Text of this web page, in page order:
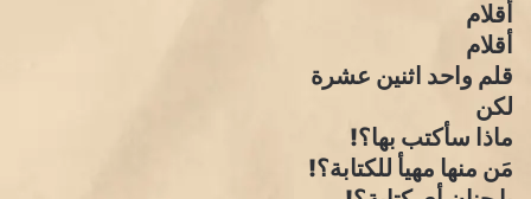
أقلام
أقلام
قلم واحد اثنين عشرة
لكن
ماذا سأكتب بها؟!
مَن منها مهيأ للكتابة؟!